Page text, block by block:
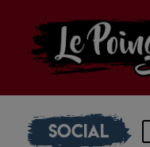
Social